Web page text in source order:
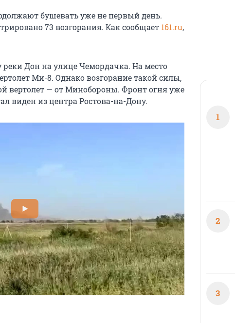
бушевать уже не первый день.
73 возгорания. Как сообщает 161.ru,
Дон на улице Чемордачка. На место
Ми-8. Однако возгорание такой силы,
вертолет — от Минобороны. Фронт огня уже
виден из центра Ростова-на-Дону.
1
2
3